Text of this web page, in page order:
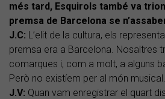
més tard, Esquirols també va
premsa de Barcelona se
J.C: L’elit de la cultura, els
premsa era a Barcelona. Nosaltres
comarques i, com a molt, a alguns
Però no existíem per al món musical.
J.V: Quan vam enregistrar el quart